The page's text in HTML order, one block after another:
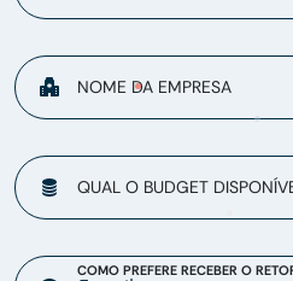
NOME DA EMPRESA
QUAL O BUDGET
COMO PREFERE RECEBER O